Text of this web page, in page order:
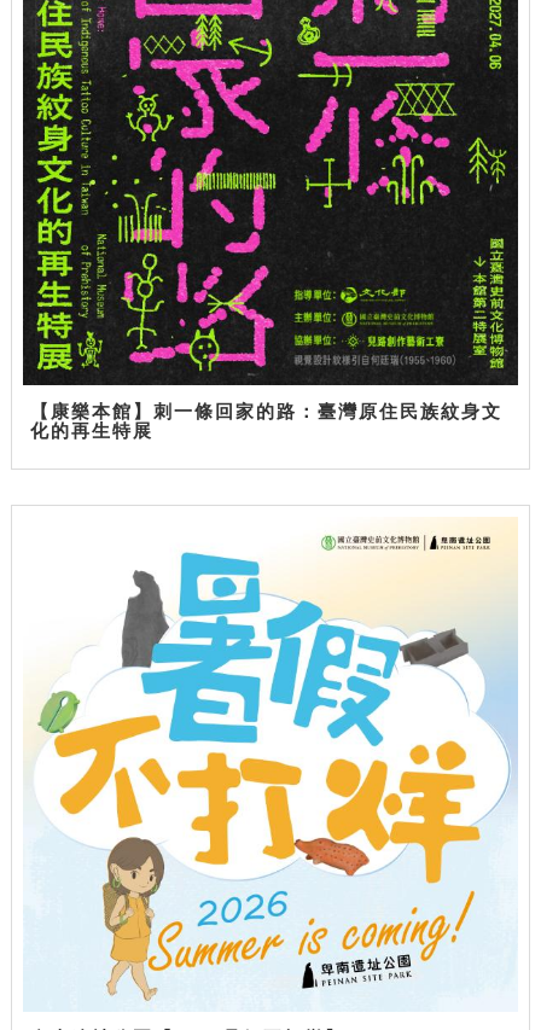
【康樂本館】刺一條回家的路：臺灣原住民族紋身文
化的再生特展